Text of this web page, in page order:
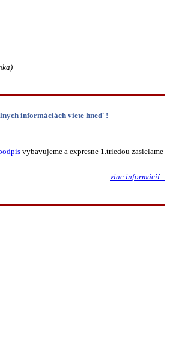
informáciách viete hneď !
vybavujeme a expresne 1.triedou zasielame
viac informácií...